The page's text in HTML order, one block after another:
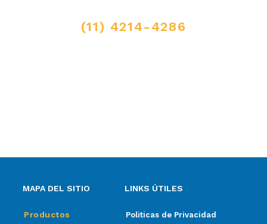
(11) 4214-4286
MAPA DEL SITIO
Productos
LINKS ÚTILES
Politicas de Privacidad